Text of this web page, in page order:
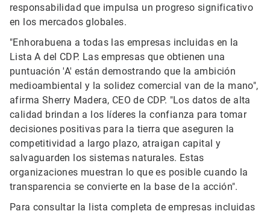
responsabilidad que impulsa un progreso significativo
en los mercados globales.
"Enhorabuena a todas las empresas incluidas en la
Lista A del CDP. Las empresas que obtienen una
puntuación 'A' están demostrando que la ambición
medioambiental y la solidez comercial van de la mano",
afirma Sherry Madera, CEO de CDP. "Los datos de alta
calidad brindan a los líderes la confianza para tomar
decisiones positivas para la tierra que aseguren la
competitividad a largo plazo, atraigan capital y
salvaguarden los sistemas naturales. Estas
organizaciones muestran lo que es posible cuando la
transparencia se convierte en la base de la acción".
Para consultar la lista completa de empresas incluidas